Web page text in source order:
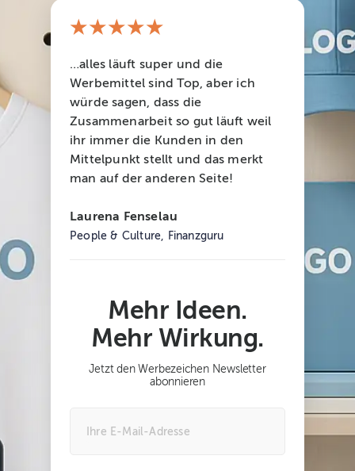
★★★★★
…alles läuft super und die
Werbemittel sind Top, aber ich
würde sagen, dass die
Zusammenarbeit so gut läuft weil
ihr immer die Kunden in den
Mittelpunkt stellt und das merkt
man auf der anderen Seite!
Laurena Fenselau
People & Culture, Finanzguru
Mehr Ideen.
Mehr Wirkung.
Jetzt den Werbezeichen Newsletter
abonnieren